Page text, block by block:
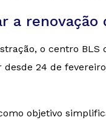
a renovação
o centro
24 de
objetivo